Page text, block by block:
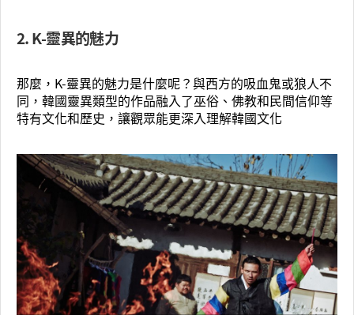
2. K-靈異的魅力
那麼，K-靈異的魅力是什麼呢？與西方的吸血鬼或狼人不
同，韓國靈異類型的作品融入了巫俗、佛教和民間信仰等
特有文化和歷史，讓觀眾能更深入理解韓國文化